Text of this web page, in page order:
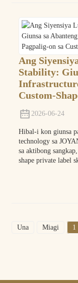
Ang
Stability:
Custom-
2026-06-24
Hibal-i kon giunsa
technology sa
sa aktibong
shape private label
Una Miagi 1